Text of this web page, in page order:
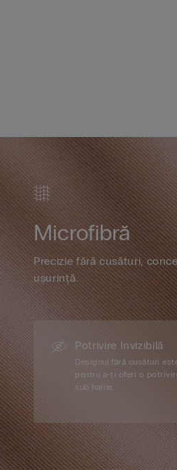
Microfibră
Precizie fără cusături,
ușurință.
Potrivire Invizibilă
Designul fără cusături
pentru a-ți oferi o
sub haine.